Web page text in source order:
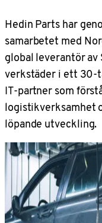
Hedin Parts har
samarbetet med
global leverantör
verkstäder i ett 30-
IT-partner som
logistikverksamhet
löpande utveckling.